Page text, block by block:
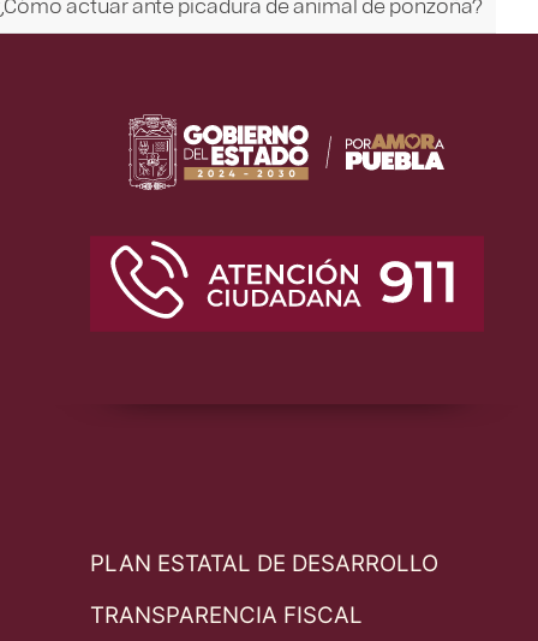
PLAN ESTATAL DE DESARROLLO
TRANSPARENCIA FISCAL